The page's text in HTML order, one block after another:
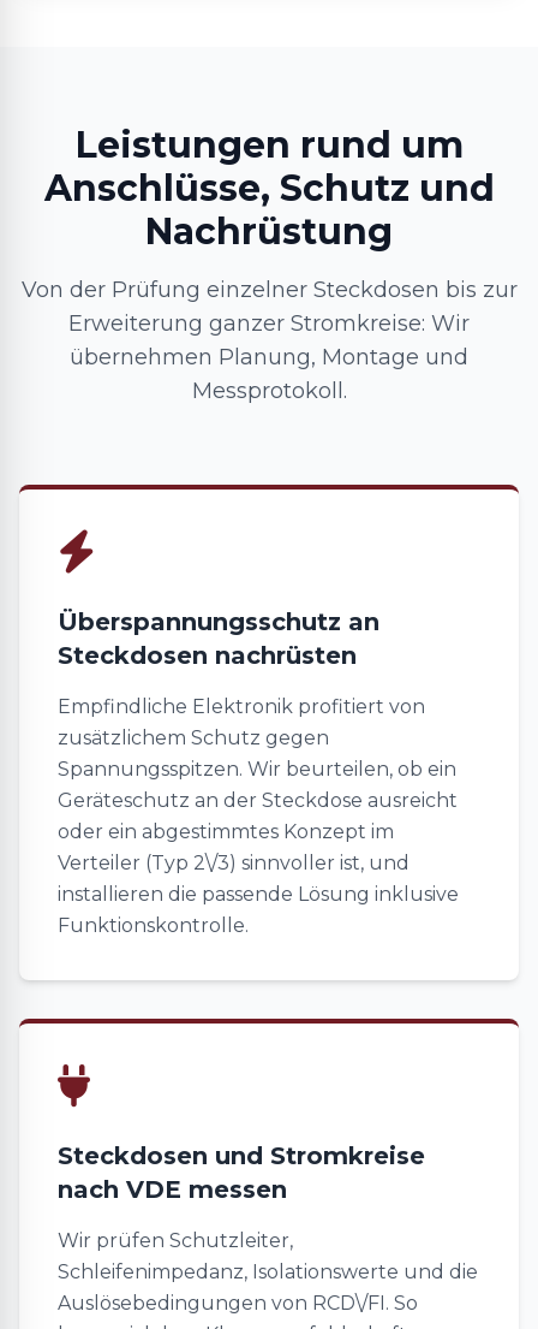
Leistungen rund um
Anschlüsse, Schutz und
Nachrüstung
Von der Prüfung einzelner Steckdosen bis zur
Erweiterung ganzer Stromkreise: Wir
übernehmen Planung, Montage und
Messprotokoll.
Überspannungsschutz an
Steckdosen nachrüsten
Empfindliche Elektronik profitiert von
zusätzlichem Schutz gegen
Spannungsspitzen. Wir beurteilen, ob ein
Geräteschutz an der Steckdose ausreicht
oder ein abgestimmtes Konzept im
Verteiler (Typ 2\/3) sinnvoller ist, und
installieren die passende Lösung inklusive
Funktionskontrolle.
Steckdosen und Stromkreise
nach VDE messen
Wir prüfen Schutzleiter,
Schleifenimpedanz, Isolationswerte und die
Auslösebedingungen von RCD\/FI. So